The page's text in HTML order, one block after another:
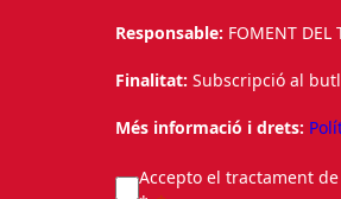
Responsable: FOMENT DEL
Finalitat: Subscripció al
Més informació i drets:
Accepto el tractament